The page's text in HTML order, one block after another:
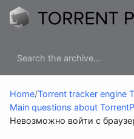
Home/Torrent tracker engine
Main questions about
Невозможно войти с